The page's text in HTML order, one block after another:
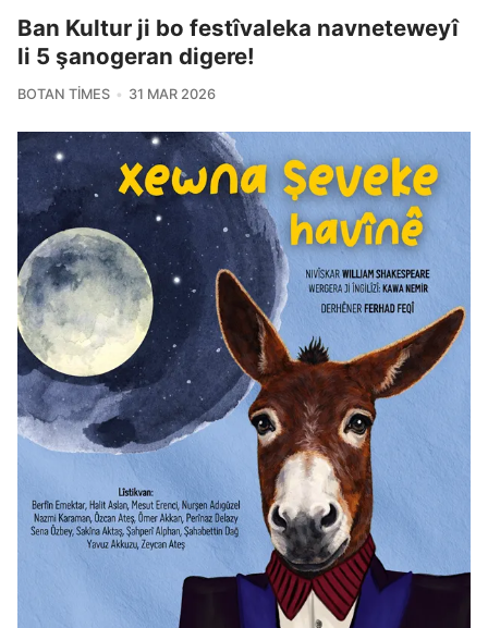
Ban Kultur ji bo festîvaleka navneteweyî
li 5 şanogeran digere!
BOTAN TIMES 31 MAR 2026